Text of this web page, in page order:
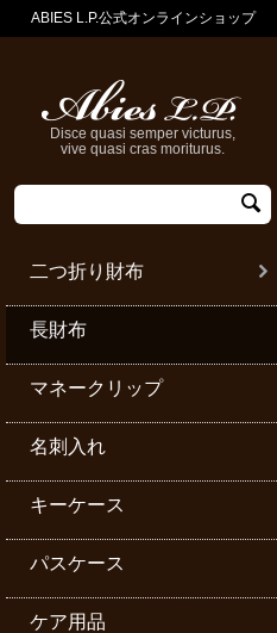
ABIES L.P.公式オンラインショップ
Disce quasi semper victurus,
vive quasi cras moriturus.
二つ折り財布
長財布
マネークリップ
名刺入れ
キーケース
パスケース
ケア用品